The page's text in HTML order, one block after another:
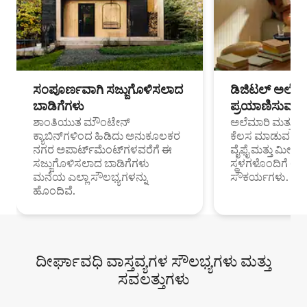
ಸಂಪೂರ್ಣವಾಗಿ ಸಜ್ಜುಗೊಳಿಸಲಾದ
ಬಾಡಿಗೆಗಳು
ಶಾಂತಿಯುತ ಮೌಂಟೇನ್
ಕ್ಯಾಬಿನ್‌ಗಳಿಂದ ಹಿಡಿದು ಅನುಕೂಲಕರ
ನಗರ ಅಪಾರ್ಟ್‌ಮೆಂಟ್‌ಗಳವರೆಗೆ ಈ
ಸಜ್ಜುಗೊಳಿಸಲಾದ ಬಾಡಿಗೆಗಳು
ಮನೆಯ ಎಲ್ಲಾ ಸೌಲಭ್ಯಗಳನ್ನು
ಹೊಂದಿವೆ.
ಡಿಜಿಟಲ್
ಪ್ರಯಾಣಿಸುವ
ಅಲೆಮಾರಿ ಮತ್ತು
ಕೆಲಸ ಮಾಡುವ
ವೈಫೈ ಮತ್ತು
ಸ್ಥಳಗಳೊಂದಿಗೆ
ಸೌಕರ್ಯಗಳು.
ದೀರ್ಘಾವಧಿ ವಾಸ್ತವ್ಯಗಳ ಸೌಲಭ್ಯಗಳು ಮತ್ತು
ಸವಲತ್ತುಗಳು